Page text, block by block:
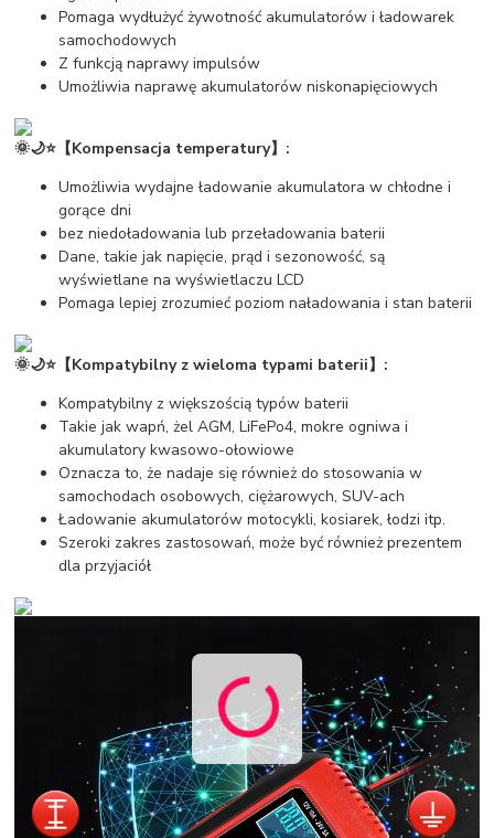
Pomaga wydłużyć żywotność akumulatorów i ładowarek
samochodowych
Z funkcją naprawy impulsów
Umożliwia naprawę akumulatorów niskonapięciowych
🌞🌙⭐【Kompensacja temperatury】:
Umożliwia wydajne ładowanie akumulatora w chłodne i
gorące dni
bez niedoładowania lub przeładowania baterii
Dane, takie jak napięcie, prąd i sezonowość, są
wyświetlane na wyświetlaczu LCD
Pomaga lepiej zrozumieć poziom naładowania i stan baterii
🌞🌙⭐【Kompatybilny z wieloma typami baterii】:
Kompatybilny z większością typów baterii
Takie jak wapń, żel AGM, LiFePo4, mokre ogniwa i
akumulatory kwasowo-ołowiowe
Oznacza to, że nadaje się również do stosowania w
samochodach osobowych, ciężarowych, SUV-ach
Ładowanie akumulatorów motocykli, kosiarek, łodzi itp.
Szeroki zakres zastosowań, może być również prezentem
dla przyjaciół